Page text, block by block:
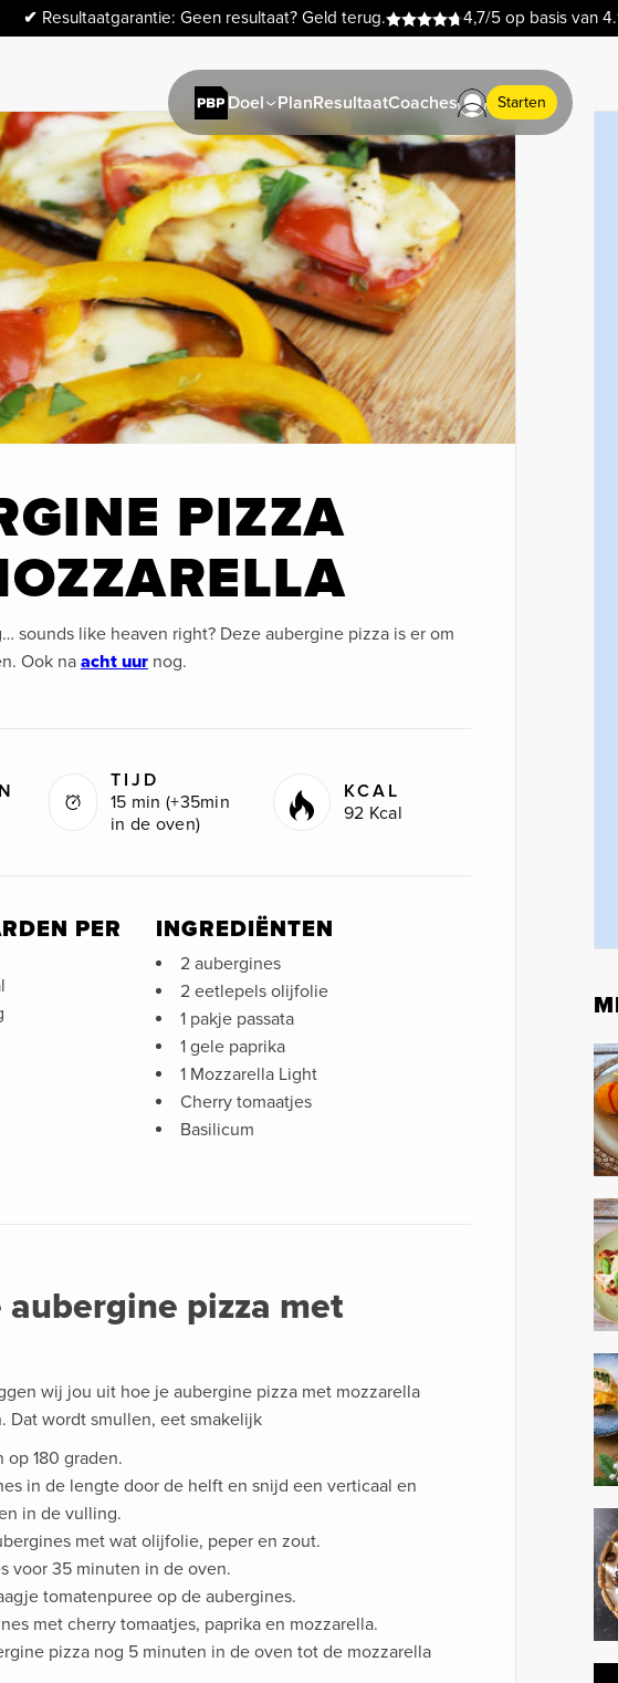
✔ Resultaatgarantie: Geen resultaat? Geld terug. 4,7/5 op basis van
Doel PlanResultaatCoaches Starten
PIZZA
sounds like heaven right? Deze aubergine pizza is er om
Ook naacht uur nog.
TIJD
15 min (+35min
in de oven)
KCAL
92 Kcal
PER INGREDIËNTEN
2 aubergines
2 eetlepels olijfolie
1 pakje passata
1 gele paprika
1 Mozzarella Light
Cherry tomaatjes
Basilicum
aubergine pizza met
wij jou uit hoe je aubergine pizza met mozzarella
Dat wordt smullen, eet smakelijk
op 180 graden.
in de lengte door de helft en snijd een verticaal en
in de vulling.
met wat olijfolie, peper en zout.
voor 35 minuten in de oven.
tomatenpuree op de aubergines.
met cherry tomaatjes, paprika en mozzarella.
pizza nog 5 minuten in de oven tot de mozzarella